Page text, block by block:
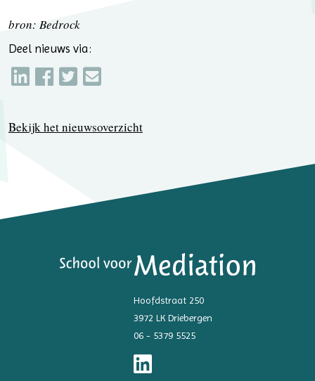
bron: Bedrock
Deel nieuws via:
Bekijk het nieuwsoverzicht
Hoofdstraat 250
3972 LK Driebergen
06 - 5379 5525